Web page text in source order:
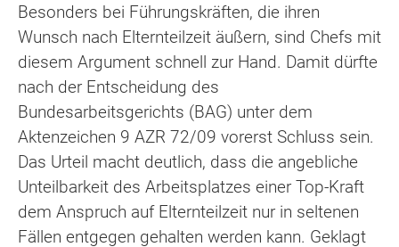
Besonders bei Führungskräften, die ihren
Wunsch nach Elternteilzeit äußern, sind Chefs mit
diesem Argument schnell zur Hand. Damit dürfte
nach der Entscheidung des
Bundesarbeitsgerichts (BAG) unter dem
Aktenzeichen 9 AZR 72/09 vorerst Schluss sein.
Das Urteil macht deutlich, dass die angebliche
Unteilbarkeit des Arbeitsplatzes einer Top-Kraft
dem Anspruch auf Elternteilzeit nur in seltenen
Fällen entgegen gehalten werden kann. Geklagt